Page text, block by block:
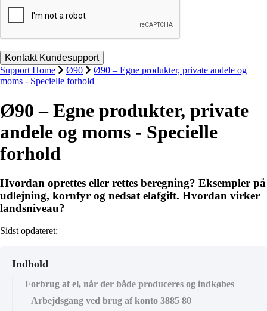
Support Home Ø90
Ø90 – Egne produkter, private andele og
moms - Specielle forhold
Ø90 – Egne produkter, private
andele og moms - Specielle
forhold
Hvordan oprettes eller rettes beregning? Eksempler på
udlejning, kornfyr og nedsat elafgift. Hvordan virker
landsniveau?
Sidst opdateret:
Indhold
Forbrug af el, når der både produceres og indkøbes
Arbejdsgang ved brug af konto 3885 80